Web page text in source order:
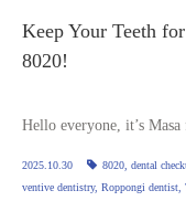
Keep Your Teeth
8020!
Hello everyone, it’s
2025.10.30 8020 dental
ventive dentistry, Roppongi dentist